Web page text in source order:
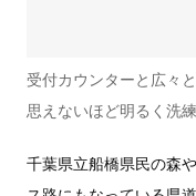
受付カウンターと広々
思えないほど明るく洗
千葉県立船橋県民の森